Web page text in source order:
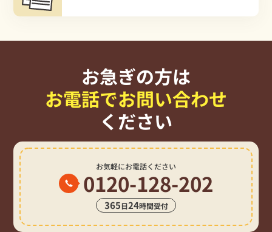
お急ぎの方は
お電話でお問い合わせ
ください
お気軽にお電話ください
0120-128-202
365日24時間受付